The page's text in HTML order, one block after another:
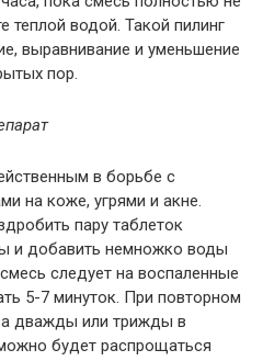
теплой водой. Такой пилинг
выравнивание и уменьшение
пор.
в борьбе с
на коже, угрями и акне.
пару таблеток
и добавить немножко воды
следует на воспаленные
5-7 минуток. При повторном
дважды или трижды в
будет распрощаться